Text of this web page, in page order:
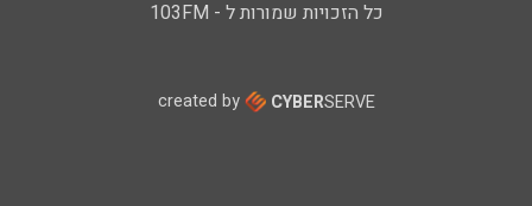
כל הזכויות שמורות ל - 103FM
created by CYBERSERVE